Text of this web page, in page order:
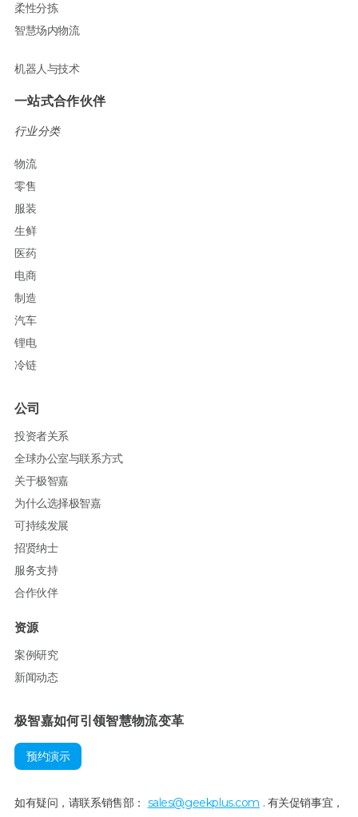
柔性分拣
智慧场内物流
机器人与技术
一站式合作伙伴
行业分类
物流
零售
服装
生鲜
医药
电商
制造
汽车
锂电
冷链
公司
投资者关系
全球办公室与联系方式
关于极智嘉
为什么选择极智嘉
可持续发展
招贤纳士
服务支持
合作伙伴
资源
案例研究
新闻动态
极智嘉如何引领智慧物流变革
预约演示
如有疑问，请联系销售部： sales@geekplus.com . 有关促销事宜，